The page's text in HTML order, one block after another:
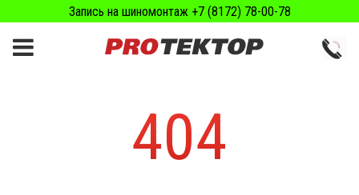
Запись на шиномонтаж +7 (8172) 78-00-78
404